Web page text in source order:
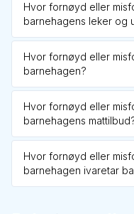
Hvor fornøyd eller
barnehagens leker og
Hvor fornøyd eller
barnehagen?
Hvor fornøyd eller
barnehagens
Hvor fornøyd eller
barnehagen ivaretar